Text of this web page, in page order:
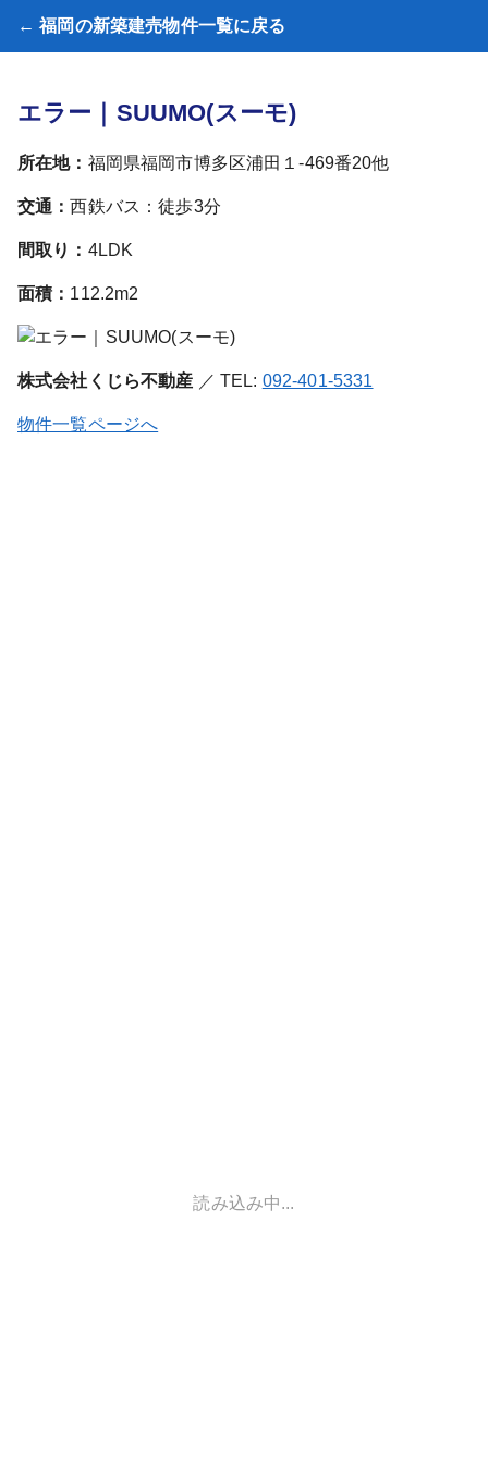
← 福岡の新築建売物件一覧に戻る
エラー｜SUUMO(スーモ)
所在地： 福岡県福岡市博多区浦田１-469番20他
交通：西鉄バス：徒歩3分
間取り： 4LDK
面積： 112.2m2
株式会社くじら不動産 ／ TEL: 092-401-5331
物件一覧ページへ
読み込み中...